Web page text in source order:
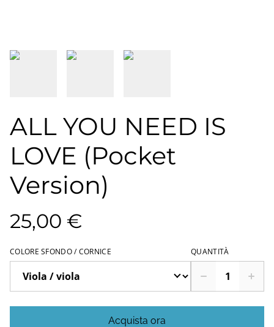
ALL YOU NEED IS
LOVE (Pocket
Version)
25,00 €
COLORE SFONDO / CORNICE QUANTITÀ
Acquista ora